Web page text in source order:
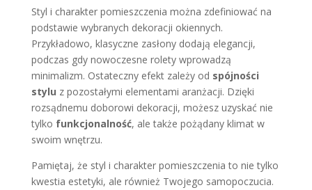
Styl i charakter pomieszczenia można zdefiniować na
podstawie wybranych dekoracji okiennych.
Przykładowo, klasyczne zasłony dodają elegancji,
podczas gdy nowoczesne rolety wprowadzą
minimalizm. Ostateczny efekt zależy od spójności
stylu z pozostałymi elementami aranżacji. Dzięki
rozsądnemu doborowi dekoracji, możesz uzyskać nie
tylko funkcjonalność, ale także pożądany klimat w
swoim wnętrzu.
Pamiętaj, że styl i charakter pomieszczenia to nie tylko
kwestia estetyki, ale również Twojego samopoczucia.